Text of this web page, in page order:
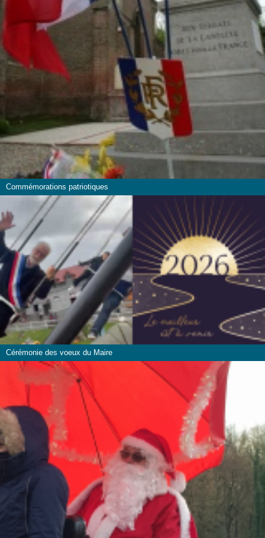
Commémorations patriotiques
Cérémonie des voeux du Maire